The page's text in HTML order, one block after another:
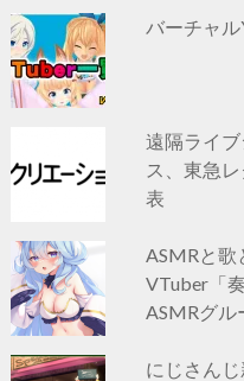
バーチャ
遠隔ライ
ス、東急
表
ASMRと
VTuber「
ASMRグル
にじさん